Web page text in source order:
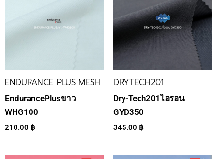
ENDURANCE PLUS MESH
EndurancePlusขาว
WHG100
210.00 ฿
DRYTECH201
Dry-Tech201ไอรอน
GYD350
345.00 ฿